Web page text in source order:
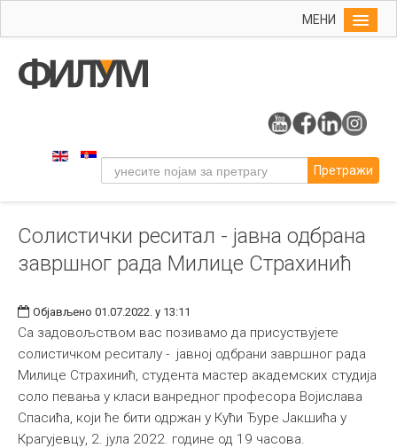
МЕНИ
Упис
Уметност
Музичка уметност
Примењена и ликовна уметност
Издаваштво
Библиотека
Међународна
Претражи
Солистички реситал - јавна одбрана
завршног рада Милице Страхинић
Објављено 01.07.2022. у 13:11
Са задовољством вас позивамо да присуствујете
солистичком реситалу - јавној одбрани завршног рада
Милице Страхинић, студента мастер академских студија
соло певања у класи ванредног професора Војислава
Спасића, који ће бити одржан у Кући Ђуре Јакшића у
Крагујевцу, 2. јула 2022. године од 19 часова.